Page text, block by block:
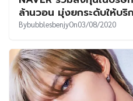
ล้านวอน มุ่งยกระดับให้บริ
BybubblesbenjyOn03/08/2020